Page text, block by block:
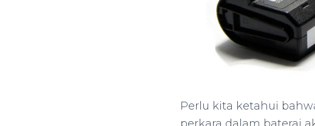
Perlu kita ketahui